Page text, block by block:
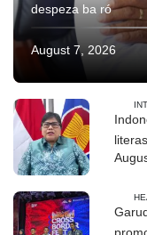
despeza ba ró
August 7, 2026